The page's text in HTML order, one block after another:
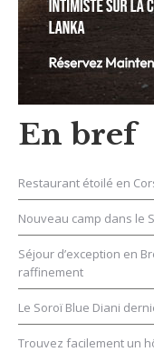
En bref
Restaurant étoilé en
Nouveau camp dans le
Séjour d’exception en
raffinement
Le Soroï Blue Diani
Trouvez facilement un